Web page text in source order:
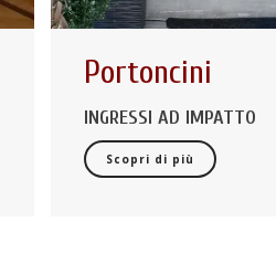
Portoncini
INGRESSI AD IMPATTO
Scopri di più